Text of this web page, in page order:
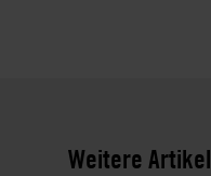
Weitere Artikel